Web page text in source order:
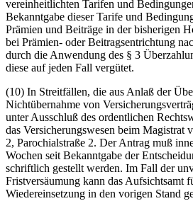
vereinheitlichten Tarifen und
Bekanntgabe dieser Tarife und
Prämien und Beiträge in der bisherigen
bei Prämien- oder Beitragsentrichtung
durch die Anwendung des § 3
diese auf jeden Fall vergütet.
(10) In Streitfällen, die aus Anlaß der
Nichtübernahme von
unter Ausschluß des ordentlichen
das Versicherungswesen beim
2, Parochialstraße 2. Der Antrag muß
Wochen seit Bekanntgabe der
schriftlich gestellt werden. Im Fall der
Fristversäumung kann das Aufsichtsamt
Wiedereinsetzung in den vorigen Stand